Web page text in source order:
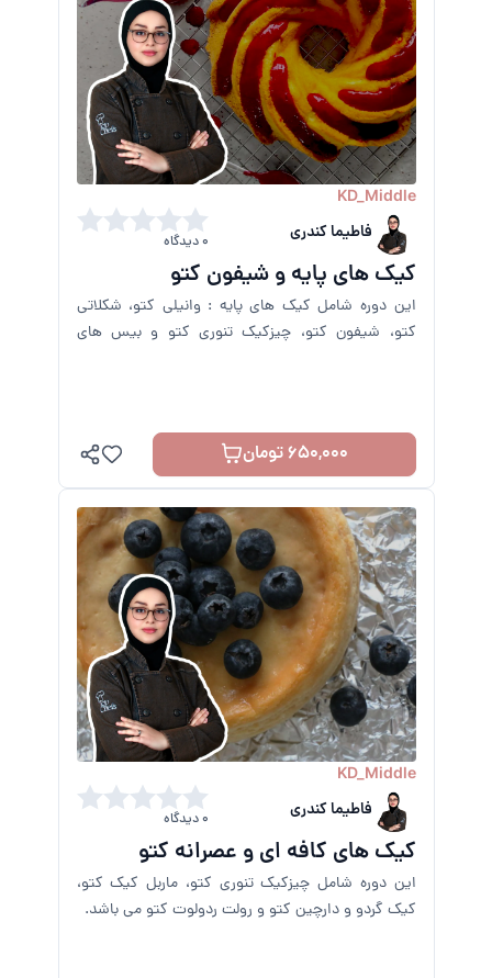
KD_Middle
فاطیما کندری 0 دیدگاه
کیک های پایه و شیفون کتو
این دوره شامل کیک های پایه : وانیلی کتو، شکلاتی
کتو، شیفون کتو، چیزکیک تنوری کتو و بیس های
650,000 تومان
KD_Middle
فاطیما کندری 0 دیدگاه
کیک های کافه ای و عصرانه کتو
این دوره شامل چیزکیک تنوری کتو، ماربل کیک کتو،
کیک گردو و دارچین کتو و رولت ردولوت کتو می باشد.